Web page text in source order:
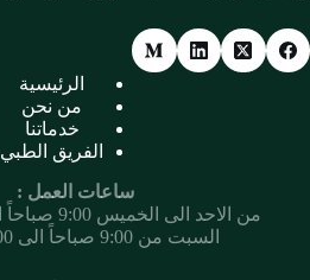
الرئيسية
من نحن
خدماتنا
الفريق الطبي
ساعات العمل :
من الاحد الى الخميس 9:00 صباحاً الى 9:00 مساء
السبت من 9:00 صباحاً الى 8:00 مساءً